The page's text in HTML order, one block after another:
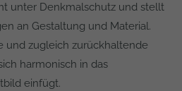
unter Denkmalschutz und stellt
an Gestaltung und Material.
und zugleich zurückhaltende
harmonisch in das
einfügt.